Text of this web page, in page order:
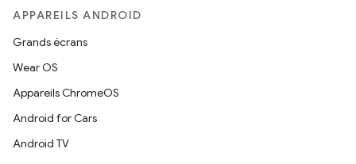
APPAREILS ANDROID
Grands écrans
Wear OS
Appareils ChromeOS
Android for Cars
Android TV